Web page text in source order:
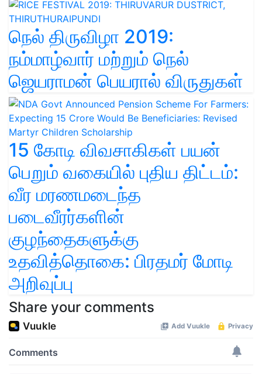
நெல் திருவிழா 2019:
நம்மாழ்வார் மற்றும் நெல்
ஜெயராமன் பெயரால் விருதுகள்
15 கோடி விவசாகிகள் பயன்
பெறும் வகையில் புதிய திட்டம்:
வீர மரணமடைந்த
படைவீரர்களின்
குழந்தைகளுக்கு
உதவித்தொகை: பிரதமர் மோடி
அறிவுப்பு
Share your comments